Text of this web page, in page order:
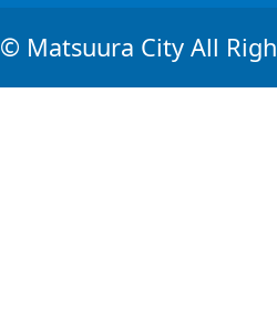
© Matsuura City All